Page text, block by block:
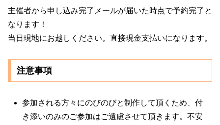
主催者から申し込み完了メールが届いた時点で予約完了と
なります！
当日現地にお越しください。直接現金支払いになります。
注意事項
参加される方々にのびのびと制作して頂くため、付
き添いのみのご参加はご遠慮させて頂きます。不安